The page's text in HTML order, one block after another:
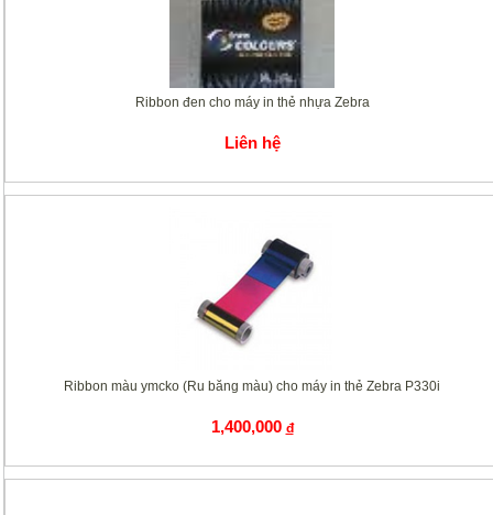
Ribbon đen cho máy in thẻ nhựa Zebra
Liên hệ
Ribbon màu ymcko (Ru băng màu) cho máy in thẻ Zebra P330i
1,400,000 đ